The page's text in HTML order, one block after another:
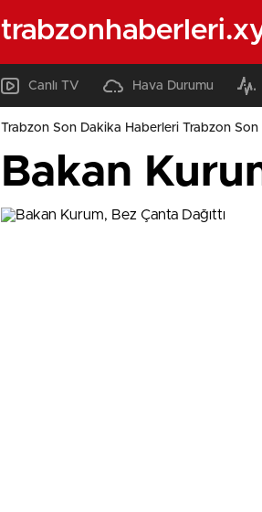
Canlı TV Hava Durumu
Trabzon Son Dakika Haberleri Trabzon
Bakan